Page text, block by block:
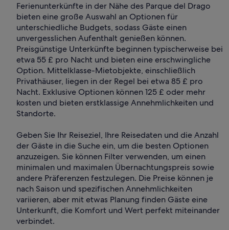
Ferienunterkünfte in der Nähe des Parque del Drago
bieten eine große Auswahl an Optionen für
unterschiedliche Budgets, sodass Gäste einen
unvergesslichen Aufenthalt genießen können.
Preisgünstige Unterkünfte beginnen typischerweise bei
etwa 55 £ pro Nacht und bieten eine erschwingliche
Option. Mittelklasse-Mietobjekte, einschließlich
Privathäuser, liegen in der Regel bei etwa 85 £ pro
Nacht. Exklusive Optionen können 125 £ oder mehr
kosten und bieten erstklassige Annehmlichkeiten und
Standorte.
Geben Sie Ihr Reiseziel, Ihre Reisedaten und die Anzahl
der Gäste in die Suche ein, um die besten Optionen
anzuzeigen. Sie können Filter verwenden, um einen
minimalen und maximalen Übernachtungspreis sowie
andere Präferenzen festzulegen. Die Preise können je
nach Saison und spezifischen Annehmlichkeiten
variieren, aber mit etwas Planung finden Gäste eine
Unterkunft, die Komfort und Wert perfekt miteinander
verbindet.